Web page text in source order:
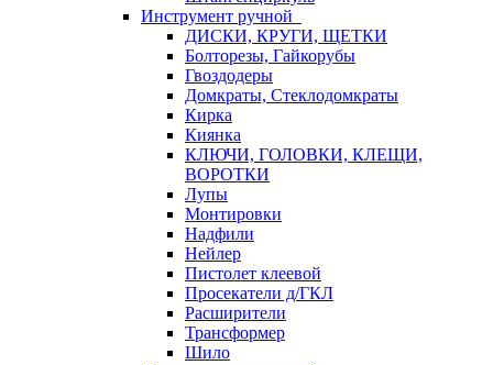
Инструмент ручной
ДИСКИ, КРУГИ, ЩЕТКИ
Болторезы, Гайкорубы
Гвоздодеры
Домкраты, Стеклодомкраты
Кирка
Киянка
КЛЮЧИ, ГОЛОВКИ, КЛЕЩИ,
ВОРОТКИ
Лупы
Монтировки
Надфили
Нейлер
Пистолет клеевой
Просекатели д/ГКЛ
Расширители
Трансформер
Шило